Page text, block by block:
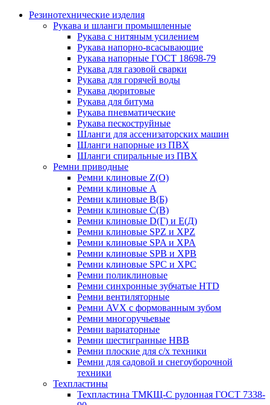
Резинотехнические изделия
Рукава и шланги промышленные
Рукава с нитяным усилением
Рукава напорно-всасывающие
Рукава напорные ГОСТ 18698-79
Рукава для газовой сварки
Рукава для горячей воды
Рукава дюритовые
Рукава для битума
Рукава пневматические
Рукава пескоструйные
Шланги для ассенизаторских машин
Шланги напорные из ПВХ
Шланги спиральные из ПВХ
Ремни приводные
Ремни клиновые Z(О)
Ремни клиновые А
Ремни клиновые В(Б)
Ремни клиновые С(В)
Ремни клиновые D(Г) и Е(Д)
Ремни клиновые SPZ и XPZ
Ремни клиновые SPA и XPA
Ремни клиновые SPB и XPB
Ремни клиновые SPC и XPC
Ремни поликлиновые
Ремни синхронные зубчатые HTD
Ремни вентиляторные
Ремни AVX с формованным зубом
Ремни многоручьевые
Ремни вариаторные
Ремни шестигранные HBB
Ремни плоские для с/х техники
Ремни для садовой и снегоуборочной
техники
Техпластины
Техпластина ТМКЩ-С рулонная ГОСТ 7338-